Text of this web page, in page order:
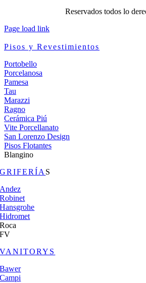
Reservados todos lo
Page load link
Pisos y Revestimientos
Portobello
Porcelanosa
Pamesa
Tau
Marazzi
Ragno
Cerámica Piú
Vite Porcellanato
San Lorenzo Design
Pisos Flotantes
Blangino
GRIFERÍA S
Andez
Robinet
Hansgrohe
Hidromet
Roca
FV
VANITORYS
Bawer
Campi